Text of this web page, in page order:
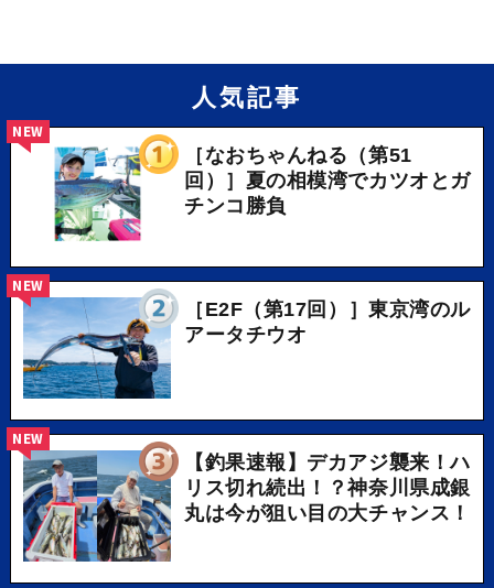
人気記事
［なおちゃんねる（第51
回）］夏の相模湾でカツオとガ
チンコ勝負
NEW
［E2F（第17回）］東京湾のル
アータチウオ
NEW
【釣果速報】デカアジ襲来！ハ
リス切れ続出！？神奈川県成銀
丸は今が狙い目の大チャンス！
NEW